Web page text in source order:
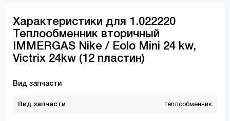
Характеристики для 1.022220
Теплообменник вторичный
IMMERGAS Nike / Eolo Mini 24 kw,
Victrix 24kw (12 пластин)
Вид запчасти
Вид запчасти теплообменник